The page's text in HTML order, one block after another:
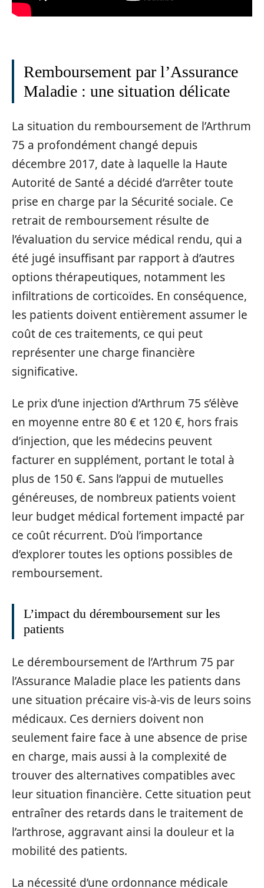
Remboursement par l’Assurance
Maladie : une situation délicate
La situation du remboursement de l’Arthrum
75 a profondément changé depuis
décembre 2017, date à laquelle la Haute
Autorité de Santé a décidé d’arrêter toute
prise en charge par la Sécurité sociale. Ce
retrait de remboursement résulte de
l’évaluation du service médical rendu, qui a
été jugé insuffisant par rapport à d’autres
options thérapeutiques, notamment les
infiltrations de corticoïdes. En conséquence,
les patients doivent entièrement assumer le
coût de ces traitements, ce qui peut
représenter une charge financière
significative.
Le prix d’une injection d’Arthrum 75 s’élève
en moyenne entre 80 € et 120 €, hors frais
d’injection, que les médecins peuvent
facturer en supplément, portant le total à
plus de 150 €. Sans l’appui de mutuelles
généreuses, de nombreux patients voient
leur budget médical fortement impacté par
ce coût récurrent. D’où l’importance
d’explorer toutes les options possibles de
remboursement.
L’impact du déremboursement sur les
patients
Le déremboursement de l’Arthrum 75 par
l’Assurance Maladie place les patients dans
une situation précaire vis-à-vis de leurs soins
médicaux. Ces derniers doivent non
seulement faire face à une absence de prise
en charge, mais aussi à la complexité de
trouver des alternatives compatibles avec
leur situation financière. Cette situation peut
entraîner des retards dans le traitement de
l’arthrose, aggravant ainsi la douleur et la
mobilité des patients.
La nécessité d’une ordonnance médicale